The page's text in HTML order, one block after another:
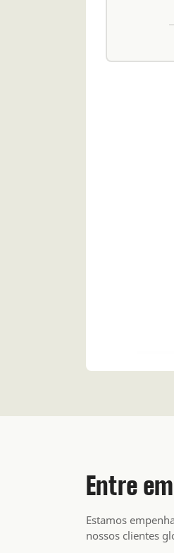
Entre
Estamos
nossos clientes